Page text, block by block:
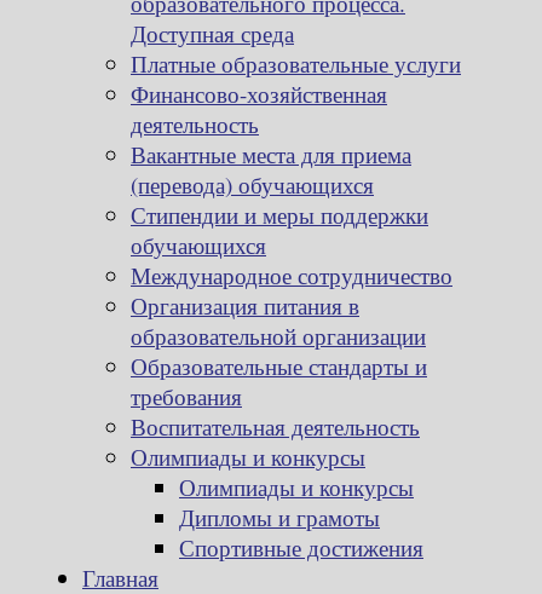
Доступная среда
Платные образовательные услуги
Финансово-хозяйственная
деятельность
Вакантные места для приема
(перевода) обучающихся
Стипендии и меры поддержки
обучающихся
Международное сотрудничество
Организация питания в
образовательной организации
Образовательные стандарты и
требования
Воспитательная деятельность
Олимпиады и конкурсы
Олимпиады и конкурсы
Дипломы и грамоты
Спортивные достижения
Главная